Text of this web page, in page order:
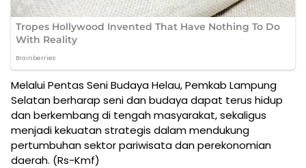
Melalui Pentas Seni Budaya Helau, Pemkab Lampung
Selatan berharap seni dan budaya dapat terus hidup
dan berkembang di tengah masyarakat, sekaligus
menjadi kekuatan strategis dalam mendukung
pertumbuhan sektor pariwisata dan perekonomian
daerah. (Rs-Kmf)